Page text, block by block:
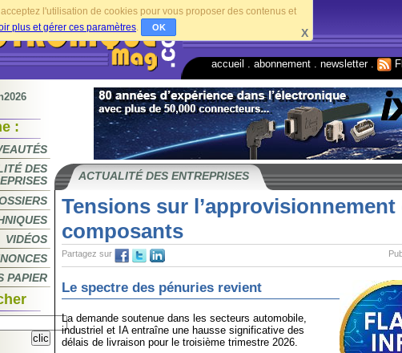
l'utilisation de cookies pour vous proposer des contenus et
plus et gérer ces paramètres. OK X
accueil abonnement newsletter.
:
DES
VIDÉOS
PAPIER
ACTUALITÉ DES ENTREPRISES
Tensions sur l’approvisionnement
composants
Partagez sur
Le spectre des pénuries revient
La demande soutenue dans les secteurs automobile,
industriel et IA entraîne une hausse significative des
délais de livraison pour le troisième trimestre 2026.